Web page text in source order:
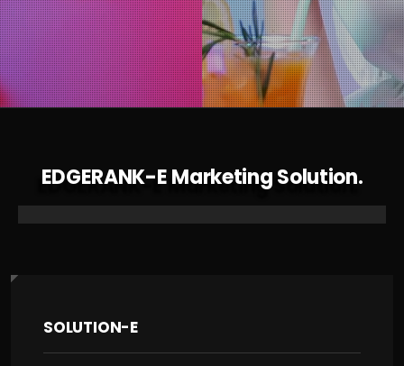
EDGERANK-E Marketing Solution.
SOLUTION-E